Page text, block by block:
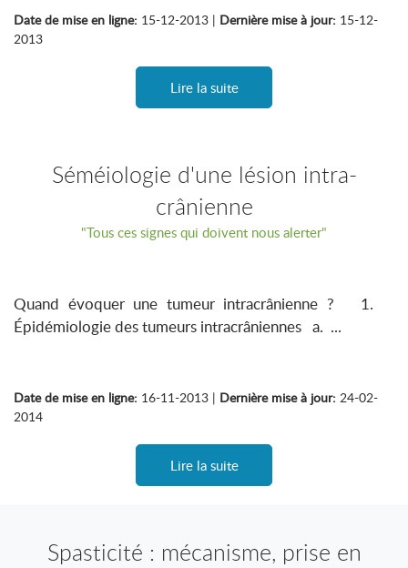
Date de mise en ligne: 15-12-2013 | Dernière mise à jour: 15-12-
2013
Lire la suite
Séméiologie d'une lésion intra-
crânienne
"Tous ces signes qui doivent nous alerter"
Quand évoquer une tumeur intracrânienne ? 1.
Épidémiologie des tumeurs intracrâniennes a. ...
Date de mise en ligne: 16-11-2013 | Dernière mise à jour: 24-02-
2014
Lire la suite
Spasticité : mécanisme, prise en